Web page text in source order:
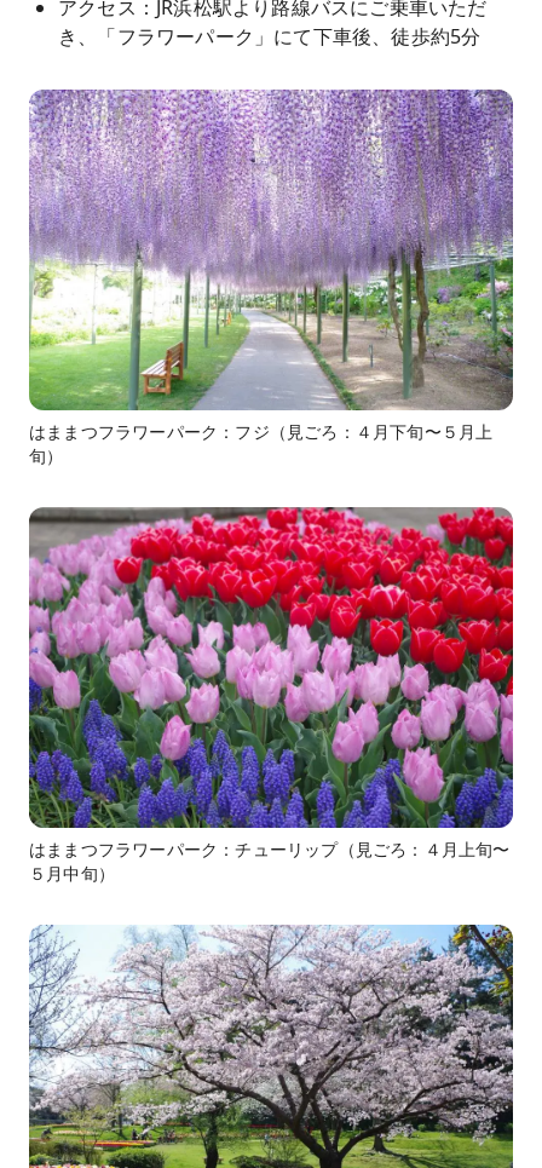
アクセス：JR浜松駅より路線バスにご乗車いただ
き、「フラワーパーク」にて下車後、徒歩約5分
はままつフラワーパーク：フジ（見ごろ：４月下旬〜５月上
旬）
はままつフラワーパーク：チューリップ（見ごろ：４月上旬〜
５月中旬）